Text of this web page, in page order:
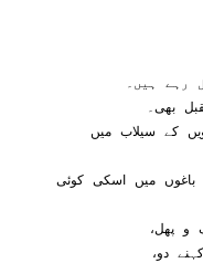
رہے ہیں۔
بھی۔
کے سیلاب میں
باغوں میں اسکی کوئی
و پھل
دو